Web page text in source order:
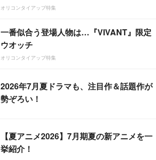
オリコンタイアップ特集
一番似合う登場人物は…『VIVANT』限定
ウオッチ
オリコンタイアップ特集
2026年7月夏ドラマも、注目作＆話題作が
勢ぞろい！
【夏アニメ2026】7月期夏の新アニメを一
挙紹介！